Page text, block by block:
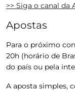
>> Siga o canal da
Apostas
Para o próximo
20h (horário de
do país ou pela
A aposta simples,